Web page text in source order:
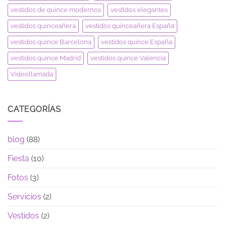
vestidos de quince modernos vestidos elegantes
vestidos quinceañera vestidos quinceañera España
vestidos quince Barcelona vestidos quince España
vestidos quince Madrid vestidos quince Valencia
Videollamada
CATEGORÍAS
blog (88)
Fiesta (10)
Fotos (3)
Servicios (2)
Vestidos (2)